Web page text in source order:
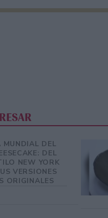
MUNDIAL DEL
DEL
NEW YORK
VERSIONES
ORIGINALES